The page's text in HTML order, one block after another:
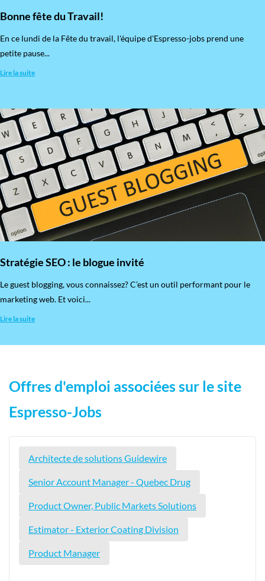
Bonne fête du Travail!
En ce lundi de la Fête du travail, l'équipe d'Espresso-jobs prend une
petite pause...
Lire la suite
Stratégie SEO : le blogue invité
​Le guest blogging, vous connaissez? C’est un outil performant pour le
marketing web. Et voici...
Lire la suite
Offres d'emploi associées sur le site
Espresso-Jobs
Architecte de solutions Guidewire
Senior Account Manager - Quebec Drug
Product Owner, Public Markets Solutions
Estimator - Exterior Coating Division
Product Manager